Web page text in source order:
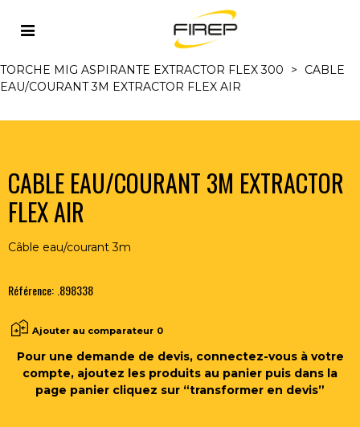
Accueil
TORCHES MIG/MAG ET
TORCHES MIG ASPIRANTES REFR. AIR
TORCHE MIG ASPIRANTE EXTRACTOR FLEX 300
>
CABLE
EAU/COURANT 3M EXTRACTOR FLEX AIR
CABLE EAU/COURANT 3M EXTRACTOR
FLEX AIR
Câble eau/courant 3m
Référence: .898338
Ajouter au comparateur 0
Pour une demande de devis, connectez-vous à votre
compte, ajoutez les produits au panier puis dans la
page panier cliquez sur “transformer en devis”